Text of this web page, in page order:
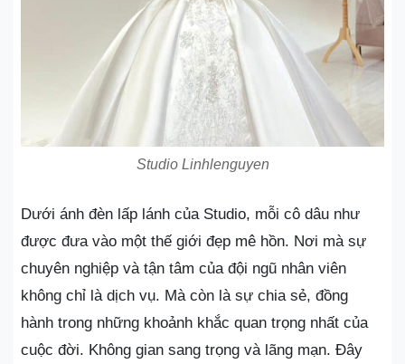
Studio Linhlenguyen
Dưới ánh đèn lấp lánh của Studio, mỗi cô dâu như
được đưa vào một thế giới đẹp mê hồn. Nơi mà sự
chuyên nghiệp và tận tâm của đội ngũ nhân viên
không chỉ là dịch vụ. Mà còn là sự chia sẻ, đồng
hành trong những khoảnh khắc quan trọng nhất của
cuộc đời. Không gian sang trọng và lãng mạn. Đây